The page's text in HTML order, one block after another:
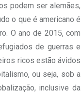
podem ser alemães,
o que é americano é
O ano de 2015, com
de guerras e
ricos estão ávidos
ou seja, sob a
inclusive da